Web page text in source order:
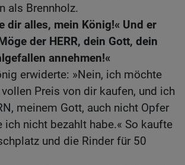
als Brennholz.
dir alles, mein König!« Und er
der HERR, dein Gott, dein
annehmen!«
erwiderte: »Nein, ich möchte
Preis von dir kaufen, und ich
meinem Gott, auch nicht Opfer
ich nicht bezahlt habe.« So kaufte
und die Rinder für 50